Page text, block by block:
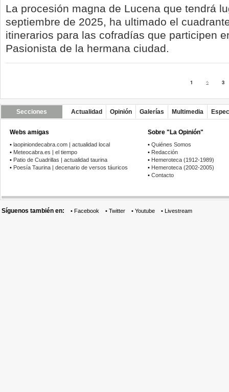
La procesión magna de Lucena que tendrá
septiembre de 2025, ha ultimado el
itinerarios para las cofradías que participen
Pasionista de la hermana ciudad.
1 2 3
Secciones Actualidad Opinión Galerías Multimedia
Webs amigas
• laopiniondecabra.com | actualidad local
• Meteocabra.es | el tiempo
• Patio de Cuadrillas | actualidad taurina
• Poesía Taurina | decenario de versos táuricos
Sobre "La Opinión"
• Quiénes Somos
• Redacción
• Hemeroteca (1912-1989)
• Hemeroteca (2002-2005)
• Contacto
Síguenos también en: • Facebook • Twitter • Youtube • Livestream